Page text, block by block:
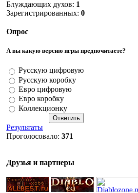
Блуждающих духов: 1
Зарегистрированных: 0
Опрос
А вы какую версию игры предпочитаете?
Русскую цифровую
Русскую коробку
Евро цифровую
Евро коробку
Коллекционку
Результаты
Проголосовало: 371
Друзья и партнеры